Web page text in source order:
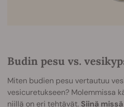
Budin pesu vs.
Miten budien pesu vertautuu
vesicuretukseen? Molemmissa
niillä on eri tehtävät. Siinä